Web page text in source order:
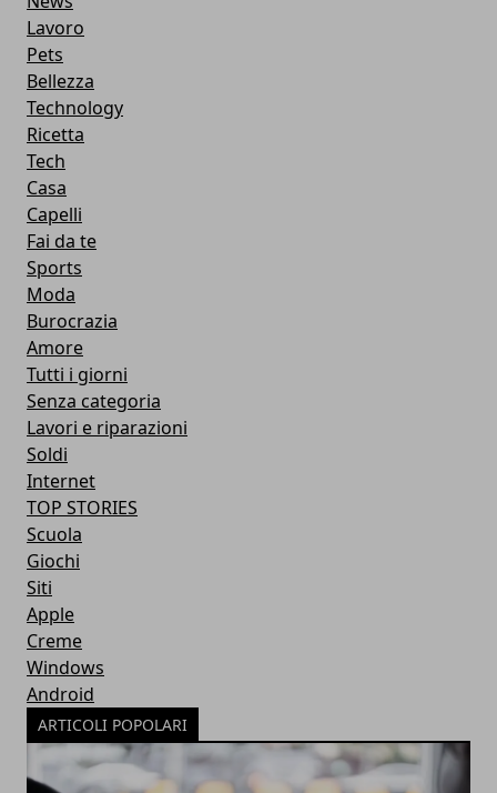
Lavoro
Pets
Bellezza
Technology
Ricetta
Tech
Casa
Capelli
Fai da te
Sports
Moda
Burocrazia
Amore
Tutti i giorni
Senza categoria
Lavori e riparazioni
Soldi
Internet
TOP STORIES
Scuola
Giochi
Siti
Apple
Creme
Windows
Android
ARTICOLI POPOLARI